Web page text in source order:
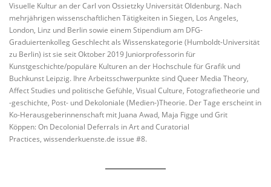
Visuelle Kultur an der Carl von Ossietzky Universität Oldenburg. Nach
mehrjährigen wissenschaftlichen Tätigkeiten in Siegen, Los Angeles,
London, Linz und Berlin sowie einem Stipendium am DFG-
Graduiertenkolleg Geschlecht als Wissenskategorie (Humboldt-Universität
zu Berlin) ist sie seit Oktober 2019 Juniorprofessorin für
Kunstgeschichte/populäre Kulturen an der Hochschule für Grafik und
Buchkunst Leipzig. Ihre Arbeitsschwerpunkte sind Queer Media Theory,
Affect Studies und politische Gefühle, Visual Culture, Fotografietheorie und
-geschichte, Post- und Dekoloniale (Medien-)Theorie. Der Tage erscheint in
Ko-Herausgeberinnenschaft mit Juana Awad, Maja Figge und Grit
Köppen: On Decolonial Deferrals in Art and Curatorial
Practices, wissenderkuenste.de issue #8.